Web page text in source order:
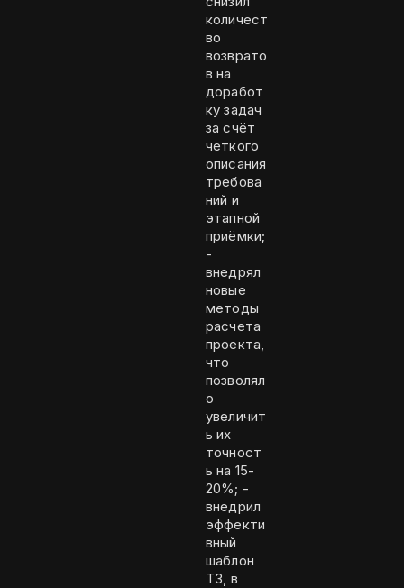
количест
во
возврато
в на
доработ
ку задач
за счёт
четкого
описания
требова
ний и
этапной
приёмки;
-
внедрял
новые
методы
расчета
проекта,
что
позволял
о
увеличит
ь их
точност
ь на 15-
20%; -
внедрил
эффекти
вный
шаблон
ТЗ, в